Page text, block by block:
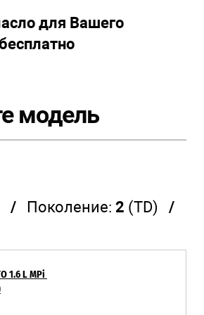
для Вашего
модель
/ Поколение: 2 (TD) /
1.6 L MPi